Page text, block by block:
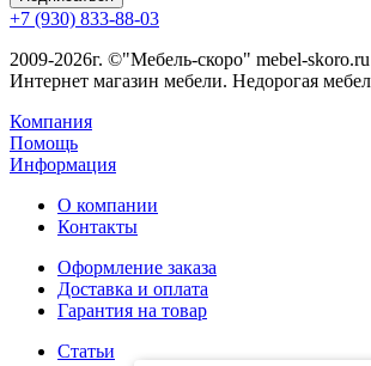
+7 (930) 833-88-03
2009-2026г. ©"Мебель-скоро" mebel-skoro.ru
Интернет магазин мебели. Недорогая
Компания
Помощь
Информация
О компании
Контакты
Оформление заказа
Доставка и оплата
Гарантия на товар
Статьи